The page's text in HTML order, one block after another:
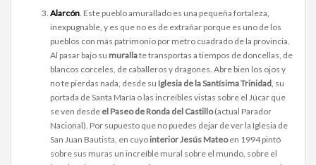
Alarcón . Este pueblo amurallado es una pequeña fortaleza,
inexpugnable, y es que no es de extrañar porque es uno de los
pueblos con más patrimonio por metro cuadrado de la provincia.
Al pasar bajo su murallate transportas a tiempos de doncellas, de
blancos corceles, de caballeros y dragones. Abre bien los ojos y
no te pierdas nada, desde su Iglesia de la Santísima Trinidad , su
portada de Santa María o las increíbles vistas sobre el Júcar que
se ven desde el Paseo de Ronda del Castillo(actual Parador
Nacional). Por supuesto que no puedes dejar de ver la Iglesia de
San Juan Bautista, en cuyo interior Jesús Mateoen 1994 pintó
sobre sus muras un increíble mural sobre el mundo, sobre el